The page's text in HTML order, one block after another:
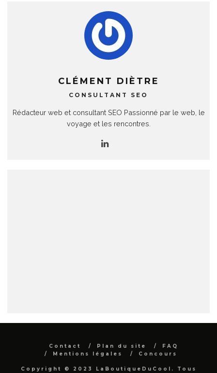
CLÉMENT DIÈTRE
CONSULTANT SEO
Rédacteur web et consultant SEO Passionné par le web, le
voyage et les rencontres.
Contact Plan du site
FAQ
Mentions légales
Concours
Copyright © 2023 LaBoutiqueDuCool. Tous